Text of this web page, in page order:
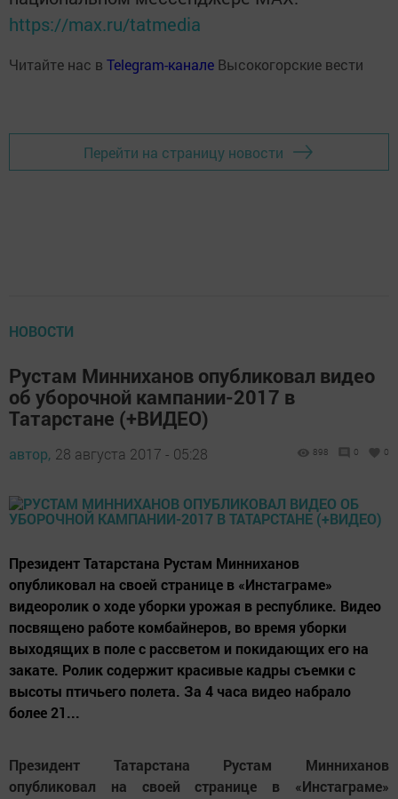
https://max.ru/tatmedia
Читайте нас в Telegram-канале Высокогорские вести
Перейти на страницу новости
НОВОСТИ
Рустам Минниханов опубликовал видео
об уборочной кампании-2017 в
Татарстане (+ВИДЕО)
автор, 28 августа 2017 - 05:28 898 0 0
Президент Татарстана Рустам Минниханов
опубликовал на своей странице в «Инстаграме»
видеоролик о ходе уборки урожая в республике. Видео
посвящено работе комбайнеров, во время уборки
выходящих в поле с рассветом и покидающих его на
закате. Ролик содержит красивые кадры съемки с
высоты птичьего полета. За 4 часа видео набрало
более 21...
Президент Татарстана Рустам Минниханов
опубликовал на своей странице в «Инстаграме»